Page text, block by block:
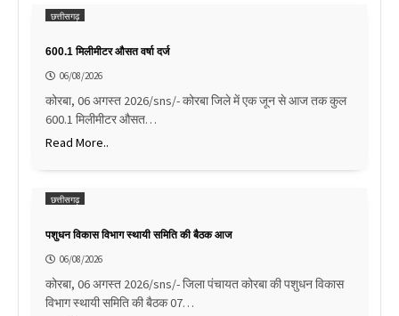
छत्तीसगढ़
600.1 मिलीमीटर औसत वर्षा दर्ज
06/08/2026
कोरबा, 06 अगस्त 2026/sns/- कोरबा जिले में एक जून से आज तक कुल
600.1 मिलीमीटर औसत…
Read More..
छत्तीसगढ़
पशुधन विकास विभाग स्थायी समिति की बैठक आज
06/08/2026
कोरबा, 06 अगस्त 2026/sns/- जिला पंचायत कोरबा की पशुधन विकास
विभाग स्थायी समिति की बैठक 07…